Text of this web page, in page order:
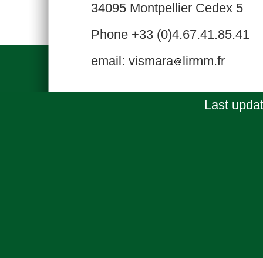
34095 Montpellier Cedex 5
Phone +33 (0)4.67.41.85.41
email: vismara
lirmm.fr
Last